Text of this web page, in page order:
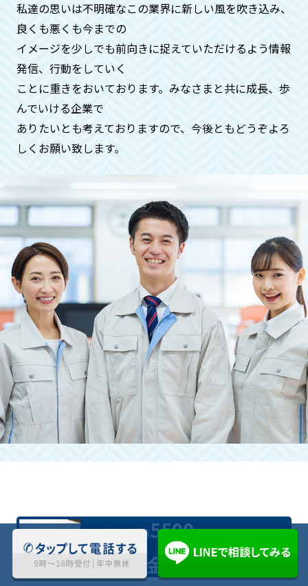
急ぎで何とかしてほしいのです
が、、、
ご安心ください。基本即日対応いたして
おります。時間帯も遅くてもご希望でし
たらお伺いさせていただきます（深夜料
金などはかかりません）
供養に関することは、全般的にお受けい
たしておりますのでご安心くださいま
立ち合いが難しい場合も引き受けて
いただけますか？
はい。お時間を作るのが難しい方にも快
く対応させていただきます。
お問い合わせくださいませ。
私達の思いは不明確なこの業界に新しい風を吹き込み、
良くも悪くも今までの
イメージを少しでも前向きに捉えていただけるよう情報
発信、⾏動をしていく
ことに重きをおいております。みなさまと共に成⻑、歩
んでいける企業で
ありたいとも考えておりますので、今後ともどうぞよろ
しくお願い致します。
業界最安値5500円(税込)〜対応
料金について